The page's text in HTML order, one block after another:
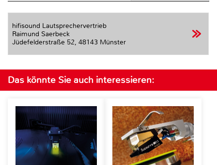
hifisound Lautsprechervertrieb
Raimund Saerbeck
Jüdefelderstraße 52, 48143 Münster
Das könnte Sie auch interessieren: